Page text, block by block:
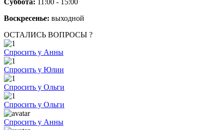
Суббота: 11:00 - 15:00
Воскресенье: выходной
ОСТАЛИСЬ ВОПРОСЫ ?
Спросить у Анны
Спросить у Юлии
Спросить у Ольги
Спросить у Ольги
Спросить у Анны